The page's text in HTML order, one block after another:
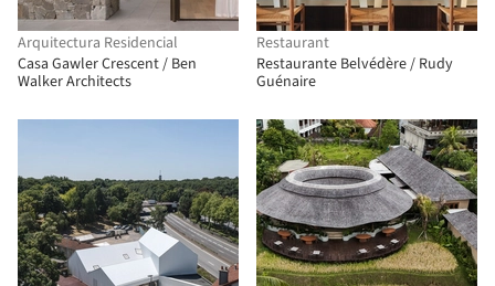
Arquitectura Residencial
Casa Gawler Crescent / Ben
Walker Architects
Restaurant
Restaurante Belvédère / Rudy
Guénaire